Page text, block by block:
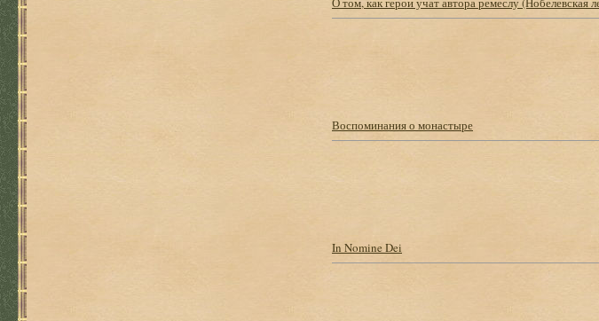
Воспоминания о монастыре
In Nomine Dei